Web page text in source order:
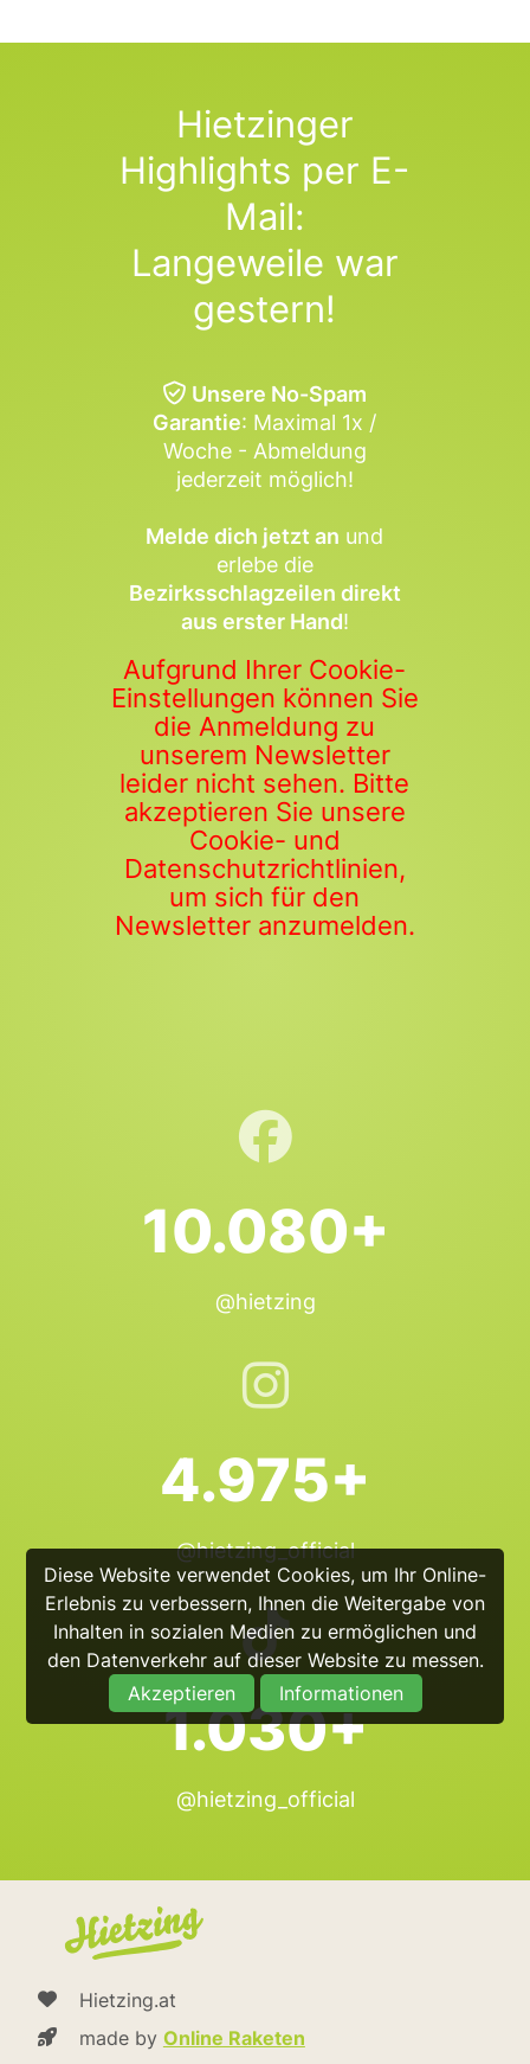
Diese Website verwendet Cookies, um Ihr Online-
Erlebnis zu verbessern, Ihnen die Weitergabe von
Inhalten in sozialen Medien zu ermöglichen und
den Datenverkehr auf dieser Website zu messen.
Akzeptieren
Informationen
Hietzinger
Highlights per E-
Mail:
Langeweile war
gestern!
Unsere No-Spam
Garantie: Maximal 1x /
Woche - Abmeldung
jederzeit möglich!
Melde dich jetzt an und
erlebe die
Bezirksschlagzeilen direkt
aus erster Hand!
Aufgrund Ihrer Cookie-
Einstellungen können Sie
die Anmeldung zu
unserem Newsletter
leider nicht sehen. Bitte
akzeptieren Sie unsere
Cookie- und
Datenschutzrichtlinien,
um sich für den
Newsletter anzumelden.
10.080+
@hietzing
4.975+
@hietzing_official
1.030+
@hietzing_official
Hietzing.at
made by Online Raketen